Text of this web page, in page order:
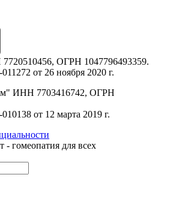
ОГРН 1047796493359.
от 26 ноября 2020 г.
ИНН 7703416742, ОГРН
от 12 марта 2019 г.
гомеопатия для всех